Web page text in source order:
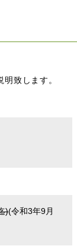
致します。
)(令和3年9月